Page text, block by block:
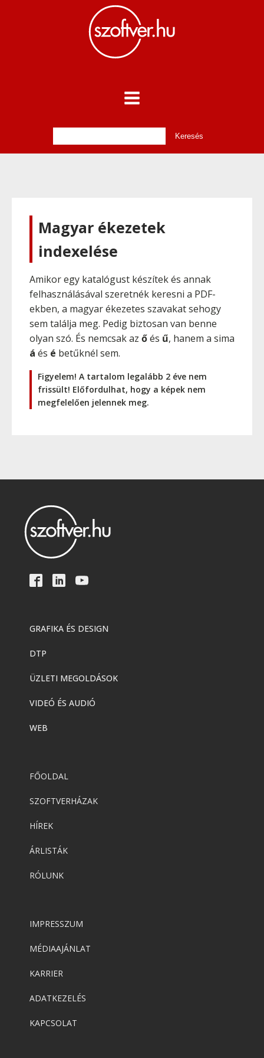
Magyar ékezetek
indexelése
Amikor egy katalógust készítek és annak
felhasználásával szeretnék keresni a PDF-
ekben, a magyar ékezetes szavakat sehogy
sem találja meg. Pedig biztosan van benne
olyan szó. És nemcsak az őés ű, hanem a sima
á és é betűknél sem.
Figyelem! A tartalom legalább 2 éve nem
frissült! Előfordulhat, hogy a képek nem
megfelelően jelennek meg.
GRAFIKA ÉS DESIGN
DTP
ÜZLETI MEGOLDÁSOK
VIDEÓ ÉS AUDIÓ
WEB
FŐOLDAL
SZOFTVERHÁZAK
HÍREK
ÁRLISTÁK
RÓLUNK
IMPRESSZUM
MÉDIAAJÁNLAT
KARRIER
ADATKEZELÉS
KAPCSOLAT